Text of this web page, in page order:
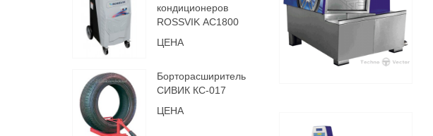
кондиционеров
ROSSVIK АС1800
ЦЕНА
Борторасширитель
СИВИК КС-017
ЦЕНА